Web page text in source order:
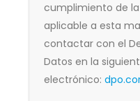
cumplimiento de
aplicable a esta
contactar con el
Datos en la
electrónico: